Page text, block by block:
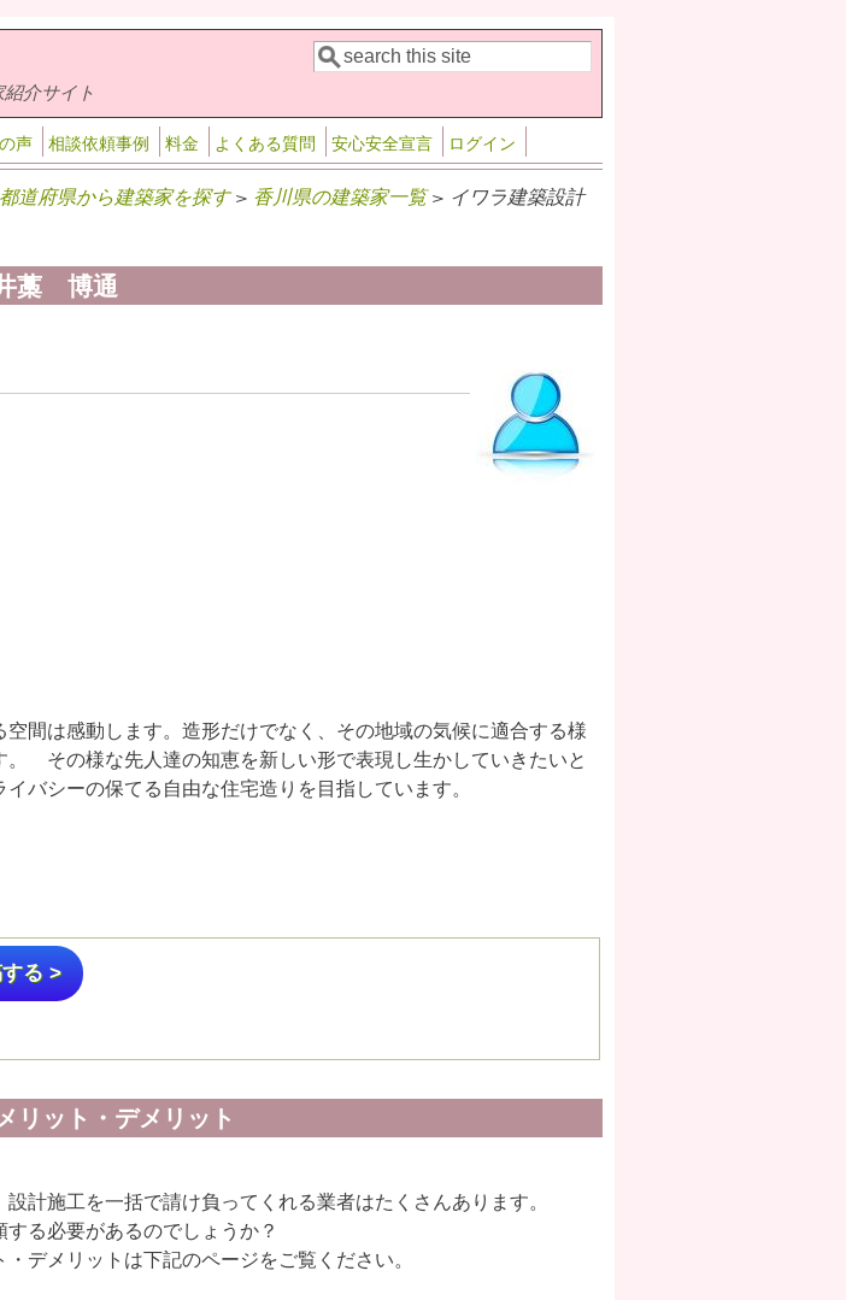
介サイト 検索フォーム
検索
声 相談依頼事例 料金 よくある質問 安心安全宣言 ログイン
都道府県から建築家を探す> 香川県の建築家一覧> イワラ建築設計
藁 博通
間は感動します。造形だけでなく、その地域の気候に適合する様
。 その様な先人達の知恵を新しい形で表現し生かしていきたいと
バシーの保てる自由な住宅造りを目指しています。
external)
る >
リット・デメリット
計施工を一括で請け負ってくれる業者はたくさんあります。
る必要があるのでしょうか？
デメリットは下記のページをご覧ください。